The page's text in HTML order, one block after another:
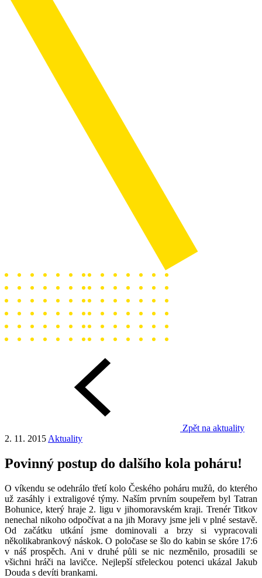
Zpět na aktuality
2. 11. 2015 Aktuality
Povinný postup do dalšího kola poháru!
O víkendu se odehrálo třetí kolo Českého poháru mužů, do kterého
už zasáhly i extraligové týmy. Naším prvním soupeřem byl Tatran
Bohunice, který hraje 2. ligu v jihomoravském kraji. Trenér Titkov
nenechal nikoho odpočívat a na jih Moravy jsme jeli v plné sestavě.
Od začátku utkání jsme dominovali a brzy si vypracovali
několikabrankový náskok. O poločase se šlo do kabin se skóre 17:6
v náš prospěch. Ani v druhé půli se nic nezměnilo, prosadili se
všichni hráči na lavičce. Nejlepší střeleckou potenci ukázal Jakub
Douda s devíti brankami.